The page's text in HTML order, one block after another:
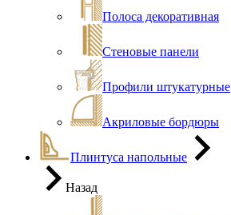
Полоса декоративная
Стеновые панели
Профили штукатурные
Акриловые бордюры
Плинтуса напольные
Назад